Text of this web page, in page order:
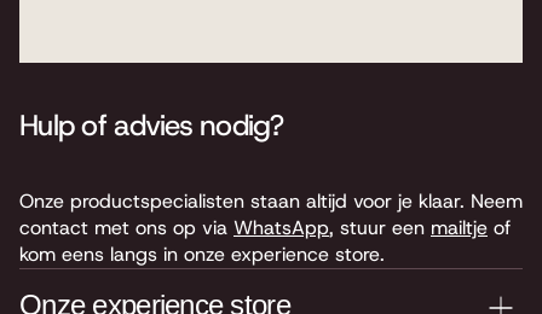
Hulp of advies nodig?
Onze productspecialisten staan altijd voor je klaar. Neem
contact met ons op via WhatsApp, stuur een mailtje of
kom eens langs in onze experience store.
Onze experience store